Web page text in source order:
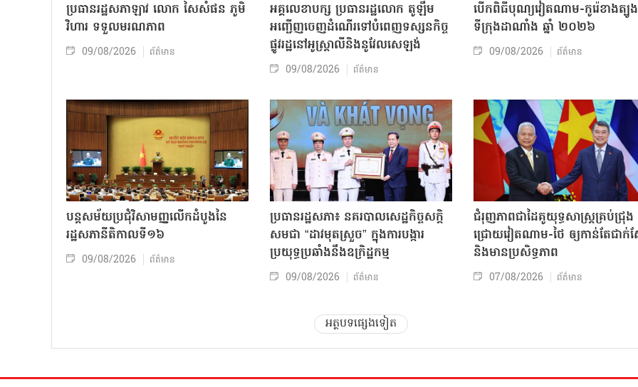
ប្រធានរដ្ឋសភាឡាវ លោក សៃសំផន ភូមិ
វិហារ ទទួលមរណភាព
09/08/2026 ព័ត៌មាន
អគ្គលេខាបក្ស ប្រធានរដ្ឋលោក តូឡឹម
អញ្ជើញចេញដំណើរទៅបំពេញទស្សនកិច្ច
ផ្លូវរដ្ឋនៅអូស្ត្រាលីនិងនូវែលសេឡង់
09/08/2026 ព័ត៌មាន
បើកពិធីបុណ្យវៀតណាម-កូរ៉េខាងត្បូង
ទីក្រុងដាណាំង ឆ្នាំ ២០២៦
09/08/2026 ព័ត៌មាន
បន្តសម័យប្រជុំវិសាមញ្ញលើកដំបូងនៃ
រដ្ឋសភានីតិកាលទី១៦
09/08/2026 ព័ត៌មាន
ប្រធានរដ្ឋសភា៖ នគរបាលសេដ្ឋកិច្ចសក្តិ
សមជា “ដាវមុតស្រួច” ក្នុងការបង្ការ
ប្រយុទ្ធប្រឆាំងនឹងឧក្រិដ្ឋកម្ម
09/08/2026 ព័ត៌មាន
ជំរុញភាពជាដៃគូយុទ្ធសាស្ត្រគ្រប់ជ្រុង
ជ្រោយវៀតណាម-ថៃ ឲ្យកាន់តែជាក់ស្
និងមានប្រសិទ្ធភាព
07/08/2026 ព័ត៌មាន
អត្ថបទផ្សេងទៀត